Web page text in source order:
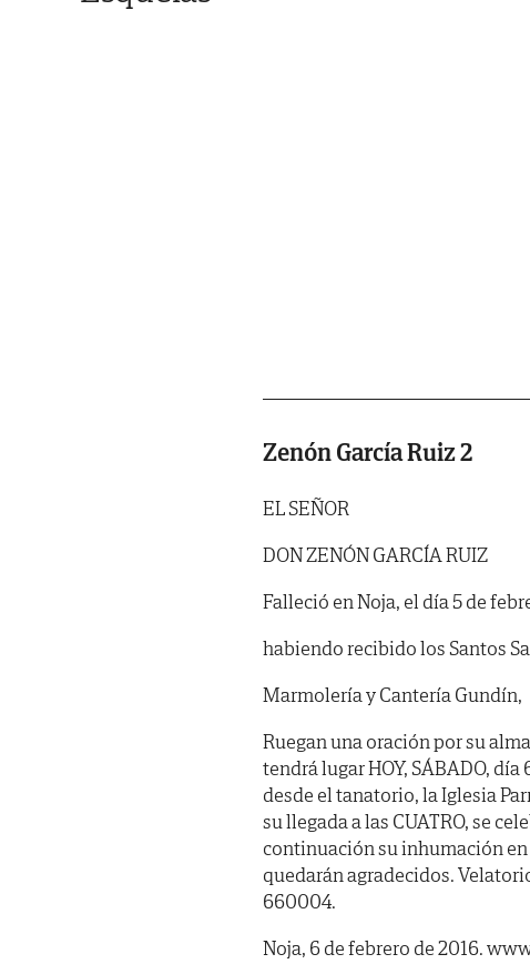
Zenón García Ruiz 2
EL SEÑOR
DON ZENÓN GARCÍA RUIZ
Falleció en Noja, el día 5 de
habiendo recibido los Santos
Marmolería y Cantería Gundín,
Ruegan una oración por su
tendrá lugar HOY, SÁBADO, día
desde el tanatorio, la Iglesia
su llegada a las CUATRO, se
continuación su inhumación
quedarán agradecidos.
660004.
Noja, 6 de febrero de 2016.